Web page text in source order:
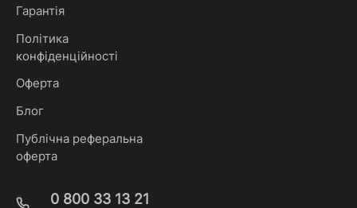
Гарантія
Політика
конфіденційності
Оферта
Блог
Публічна реферальна
оферта
0 800 33 13 21